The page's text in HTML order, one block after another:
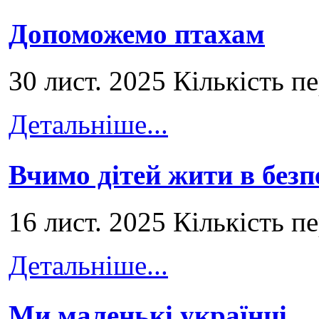
Допоможемо птахам
30 лист. 2025 Кількість
Детальніше...
Вчимо дітей жити в
16 лист. 2025 Кількість
Детальніше...